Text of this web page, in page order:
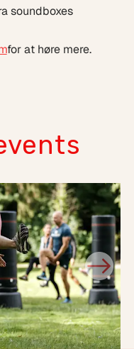
soundboxes
for at høre mere.
Next